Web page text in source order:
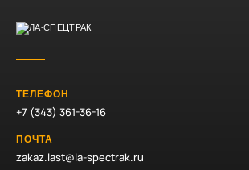
ТЕЛЕФОН
+7 (343) 361-36-16
ПОЧТА
zakaz.last@la-spectrak.ru